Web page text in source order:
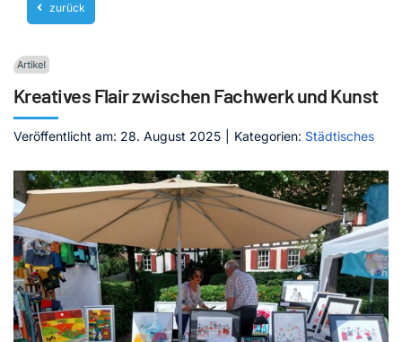
Unternehmen
Service
Mediathek
Jetzt abonnieren
Kontakt
zurück
Kreatives Flair zwischen Fachwerk und Kunst
Veröffentlicht am: 28. August 2025 Kategorien: Städtisches